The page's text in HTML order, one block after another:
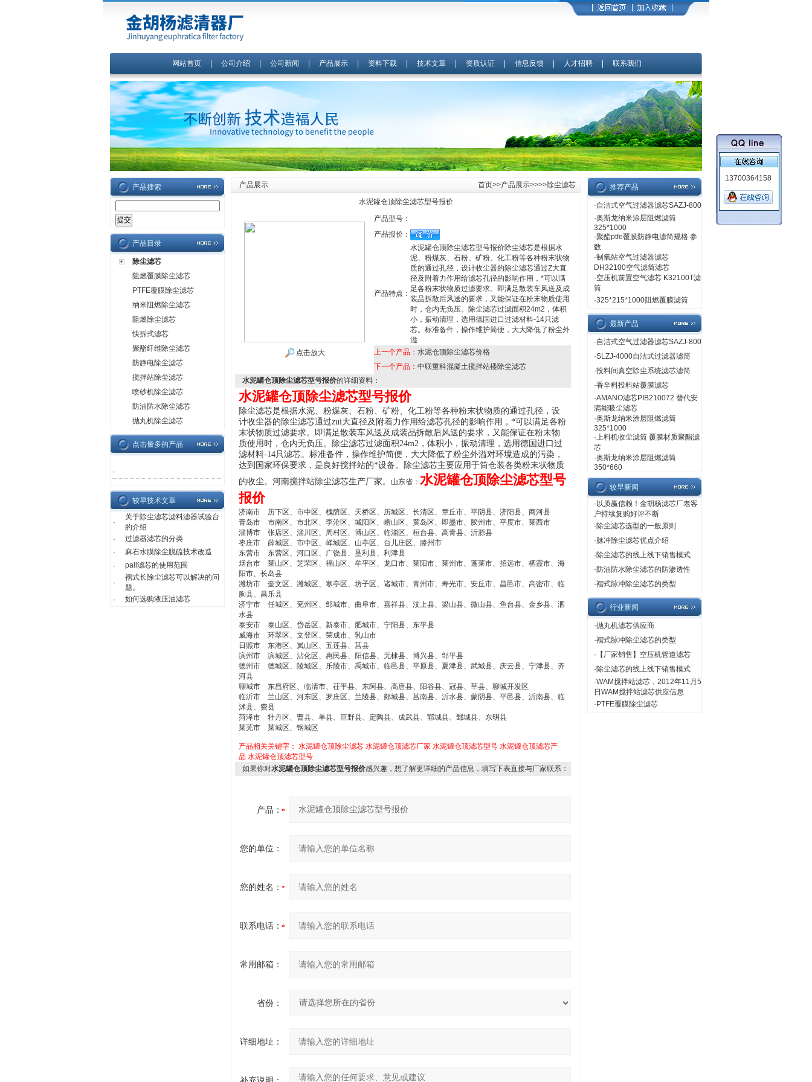
网站首页| 公司介绍 公司新闻 产品展示| 资料下载| 技术文章| 资质认证| 信息反馈| 人才招聘| 联系我们
产品搜索
产品目录
除尘滤芯
阻燃覆膜除尘滤芯
PTFE覆膜除尘滤芯
纳米阻燃除尘滤芯
阻燃除尘滤芯
快拆式滤芯
聚酯纤维除尘滤芯
防静电除尘滤芯
搅拌站除尘滤芯
喷砂机除尘滤芯
防油防水除尘滤芯
抛丸机除尘滤芯
点击量多的产品
·
较早技术文章
·
关于除尘滤芯滤料滤器试验台
的介绍
·
过滤器滤芯的分类
·
麻石水膜除尘脱硫技术改造
·
pall滤芯的使用范围
·
褶式长除尘滤芯可以解决的问
题。
·
如何选购液压油滤芯
产品展示 首页>>产品展示>>>>除尘滤芯
水泥罐仓顶除尘滤芯型号报价
点击放大
产品型号：
产品报价：
产品特点：
水泥罐仓顶除尘滤芯型号报价除尘滤芯是根据水
泥、粉煤灰、石粉、矿粉、化工粉等各种粉末状物
质的通过孔径，设计收尘器的除尘滤芯通过Z大直
径及附着力作用给滤芯孔径的影响作用，*可以满
足各粉末状物质过滤要求。即满足散装车风送及成
装品拆散后风送的要求，又能保证在粉末物质使用
时，仓内无负压。除尘滤芯过滤面积24m2，体积
小，振动清理，选用德国进口过滤材料-14只滤
芯。标准备件，操作维护简便，大大降低了粉尘外
溢
上一个产品： 水泥仓顶除尘滤芯价格
下一个产品： 中联重科混凝土搅拌站楼除尘滤芯
水泥罐仓顶除尘滤芯型号报价的详细资料：
水泥罐仓顶除尘滤芯型号报价
除尘滤芯是根据水泥、粉煤灰、石粉、矿粉、化工粉等各种粉末状物质的通过孔径，设
计收尘器的除尘滤芯通过zui大直径及附着力作用给滤芯孔径的影响作用，*可以满足各粉
末状物质过滤要求。即满足散装车风送及成装品拆散后风送的要求，又能保证在粉末物
质使用时，仓内无负压。除尘滤芯过滤面积24m2，体积小，振动清理，选用德国进口过
滤材料-14只滤芯。标准备件，操作维护简便，大大降低了粉尘外溢对环境造成的污染，
达到国家环保要求，是良好搅拌站的*设备。除尘滤芯主要应用于筒仓装各类粉末状物质
的收尘。河南搅拌站除尘滤芯生产厂家。
山东省： 水泥罐仓顶除尘滤芯型号
报价
济南市 历下区、市中区、槐荫区、天桥区、历城区、长清区、章丘市、平阴县、济阳县、商河县
青岛市 市南区、市北区、李沧区、城阳区、崂山区、黄岛区、即墨市、胶州市、平度市、莱西市
淄博市 张店区、淄川区、周村区、博山区、临淄区、桓台县、高青县、沂源县
枣庄市 薛城区、市中区、峄城区、山亭区、台儿庄区、滕州市
东营市 东营区、河口区、广饶县、垦利县、利津县
烟台市 莱山区、芝罘区、福山区、牟平区、龙口市、莱阳市、莱州市、蓬莱市、招远市、栖霞市、海
阳市、长岛县
潍坊市 奎文区、潍城区、寒亭区、坊子区、诸城市、青州市、寿光市、安丘市、昌邑市、高密市、临
朐县、昌乐县
济宁市 任城区、兖州区、邹城市、曲阜市、嘉祥县、汶上县、梁山县、微山县、鱼台县、金乡县、泗
水县
泰安市 泰山区、岱岳区、新泰市、肥城市、宁阳县、东平县
威海市 环翠区、文登区、荣成市、乳山市
日照市 东港区、岚山区、五莲县、莒县
滨州市 滨城区、沾化区、惠民县、阳信县、无棣县、博兴县、邹平县
德州市 德城区、陵城区、乐陵市、禹城市、临邑县、平原县、夏津县、武城县、庆云县、宁津县、齐
河县
聊城市 东昌府区、临清市、茌平县、东阿县、高唐县、阳谷县、冠县、莘县、聊城开发区
临沂市 兰山区、河东区、罗庄区、兰陵县、郯城县、莒南县、沂水县、蒙阴县、平邑县、沂南县、临
沭县、费县
菏泽市 牡丹区、曹县、单县、巨野县、定陶县、成武县、郓城县、鄄城县、东明县
莱芜市 莱城区、钢城区
产品相关关键字： 水泥罐仓顶除尘滤芯 水泥罐仓顶滤芯厂家 水泥罐仓顶滤芯型号 水泥罐仓顶滤芯产
品 水泥罐仓顶滤芯型号
如果你对水泥罐仓顶除尘滤芯型号报价感兴趣，想了解更详细的产品信息，填写下表直接与厂家联系：
产品：
您的单位：
您的姓名：
联系电话：
常用邮箱：
省份：
详细地址：
推荐产品
·自洁式空气过滤器滤芯SAZJ-800
·奥斯龙纳米涂层阻燃滤筒
325*1000
·聚酯ptfe覆膜防静电滤筒规格 参
数
·制氧站空气过滤器滤芯
DH32100空气滤筒滤芯
·空压机前置空气滤芯 K32100T滤
筒
·325*215*1000阻燃覆膜滤筒
最新产品
·自洁式空气过滤器滤芯SAZJ-800
·SLZJ-4000自洁式过滤器滤筒
·投料间真空除尘系统滤芯滤筒
·香辛料投料站覆膜滤芯
·AMANO滤芯PIB210072 替代安
满能吸尘滤芯
·奥斯龙纳米涂层阻燃滤筒
325*1000
·上料机收尘滤筒 覆膜材质聚酯滤
芯
·奥斯龙纳米涂层阻燃滤筒
350*660
较早新闻
· 以质赢信赖！金胡杨滤芯厂老客
户持续复购好评不断
·除尘滤芯选型的一般原则
· 脉冲除尘滤芯优点介绍
·除尘滤芯的线上线下销售模式
·防油防水除尘滤芯的防渗透性
·褶式脉冲除尘滤芯的类型
行业新闻
·抛丸机滤芯供应商
·褶式脉冲除尘滤芯的类型
· 【厂家销售】空压机管道滤芯
·除尘滤芯的线上线下销售模式
·WAM搅拌站滤芯，2012年11月5
日WAM搅拌站滤芯供应信息
· PTFE覆膜除尘滤芯
13700364158